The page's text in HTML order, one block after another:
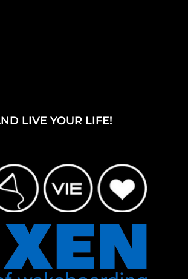
LIVE YOUR LIFE!